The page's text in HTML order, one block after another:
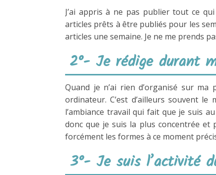
J’ai appris à ne pas publier tout ce
articles prêts à être publiés pour les
articles une semaine. Je ne me prends
2°- Je rédige durant
Quand je n’ai rien d’organisé sur
ordinateur. C’est d’ailleurs souvent
l’ambiance travail qui fait que je suis
donc que je suis la plus concentrée et
forcément les formes à ce moment
3°- Je suis l’activité